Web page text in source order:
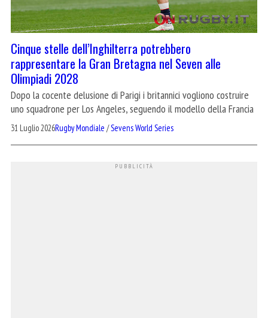
Cinque stelle dell’Inghilterra potrebbero
rappresentare la Gran Bretagna nel Seven alle
Olimpiadi 2028
Dopo la cocente delusione di Parigi i britannici vogliono costruire
uno squadrone per Los Angeles, seguendo il modello della Francia
31 Luglio 2026Rugby Mondiale /Sevens World Series